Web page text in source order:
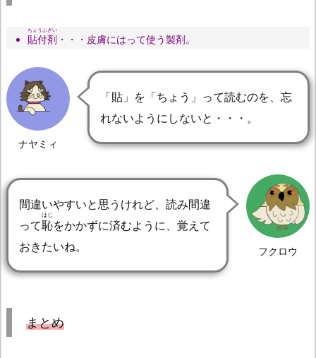
貼付剤
ちょうふざい
・・・皮膚にはって使う製剤。
ナヤミィ
「貼」を「ちょう」って読むのを、忘
れないようにしないと・・・。
フクロウ
間違いやすいと思うけれど、読み間違
って恥
はじ
をかかずに済むように、覚えて
おきたいね。
まとめ